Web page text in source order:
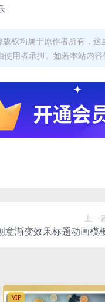
权均属于原作者所有，
用者承担。如若本站内
上一
意渐变效果标题动画模
VIP